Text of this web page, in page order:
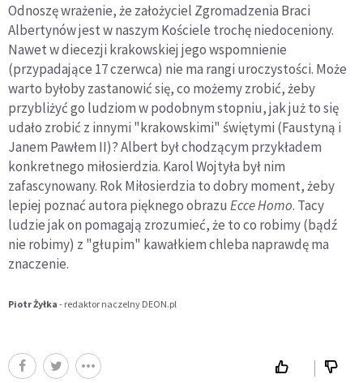
Odnoszę wrażenie, że założyciel Zgromadzenia Braci
Albertynów jest w naszym Kościele trochę niedoceniony.
Nawet w diecezji krakowskiej jego wspomnienie
(przypadające 17 czerwca) nie ma rangi uroczystości. Może
warto byłoby zastanowić się, co możemy zrobić, żeby
przybliżyć go ludziom w podobnym stopniu, jak już to się
udało zrobić z innymi "krakowskimi" świętymi (Faustyną i
Janem Pawłem II)? Albert był chodzącym przykładem
konkretnego miłosierdzia. Karol Wojtyła był nim
zafascynowany. Rok Miłosierdzia to dobry moment, żeby
lepiej poznać autora pięknego obrazu Ecce Homo. Tacy
ludzie jak on pomagają zrozumieć, że to co robimy (bądź
nie robimy) z "głupim" kawałkiem chleba naprawdę ma
znaczenie.
Piotr Żyłka - redaktor naczelny DEON.pl